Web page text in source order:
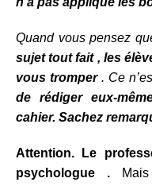
Quand vous pensez
sujet tout fait , les
vous tromper. Ce
de rédiger eux-
cahier. Sachez
Attention. Le
psychologue .